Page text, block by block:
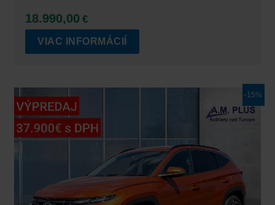
18.990,00 €
VIAC INFORMÁCIÍ
-15%
cena
bola:
44.750,00€.